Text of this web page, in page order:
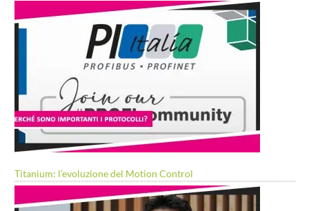
Titanium: l’evoluzione del Motion Control